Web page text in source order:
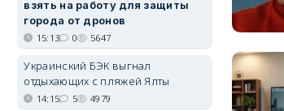
взять на работу для защиты
города от дронов
15:13 0 5647
Украинский БЭК выгнал
отдыхающих с пляжей Ялты
14:15 5 4979